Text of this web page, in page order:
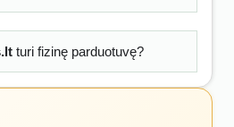
turi fizinę parduotuvę?